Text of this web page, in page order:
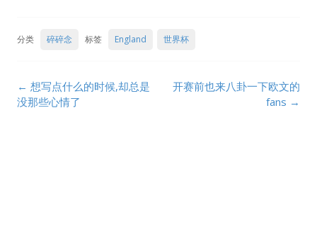
分类 碎碎念 标签 England 世界杯
Post
navigation
← 想写点什么的时候,却总是
没那些心情了
开赛前也来八卦一下欧文的
fans →